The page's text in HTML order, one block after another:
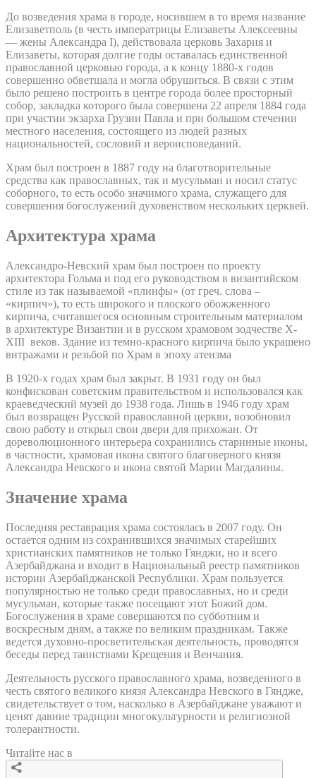
До возведения храма в городе, носившем в то время название
Елизаветполь (в честь императрицы Елизаветы Алексеевны
— жены Александра I), действовала церковь Захария и
Елизаветы, которая долгие годы оставалась единственной
православной церковью города, а к концу 1880-х годов
совершенно обветшала и могла обрушиться. В связи с этим
было решено построить в центре города более просторный
собор, закладка которого была совершена 22 апреля 1884 года
при участии экзарха Грузии Павла и при большом стечении
местного населения, состоящего из людей разных
национальностей, сословий и вероисповеданий.
Храм был построен в 1887 году на благотворительные
средства как православных, так и мусульман и носил статус
соборного, то есть особо значимого храма, служащего для
совершения богослужений духовенством нескольких церквей.
Архитектура храма
Александро-Невский храм был построен по проекту
архитектора Гольма и под его руководством в византийском
стиле из так называемой «плинфы» (от греч. слова –
«кирпич»), то есть широкого и плоского обожженного
кирпича, считавшегося основным строительным материалом
в архитектуре Византии и в русском храмовом зодчестве X-
XIII веков. Здание из темно-красного кирпича было украшено
витражами и резьбой по Храм в эпоху атеизма
В 1920-х годах храм был закрыт. В 1931 году он был
конфискован советским правительством и использовался как
краеведческий музей до 1938 года. Лишь в 1946 году храм
был возвращен Русской православной церкви, возобновил
свою работу и открыл свои двери для прихожан. От
дореволюционного интерьера сохранились старинные иконы,
в частности, храмовая икона святого благоверного князя
Александра Невского и икона святой Марии Магдалины.
Значение храма
Последняя реставрация храма состоялась в 2007 году. Он
остается одним из сохранившихся значимых старейших
христианских памятников не только Гянджи, но и всего
Азербайджана и входит в Национальный реестр памятников
истории Азербайджанской Республики. Храм пользуется
популярностью не только среди православных, но и среди
мусульман, которые также посещают этот Божий дом.
Богослужения в храме совершаются по субботним и
воскресным дням, а также по великим праздникам. Также
ведется духовно-просветительская деятельность, проводятся
беседы перед таинствами Крещения и Венчания.
Деятельность русского православного храма, возведенного в
честь святого великого князя Александра Невского в Гяндже,
свидетельствует о том, насколько в Азербайджане уважают и
ценят давние традиции многокультурности и религиозной
толерантности.
Читайте нас в